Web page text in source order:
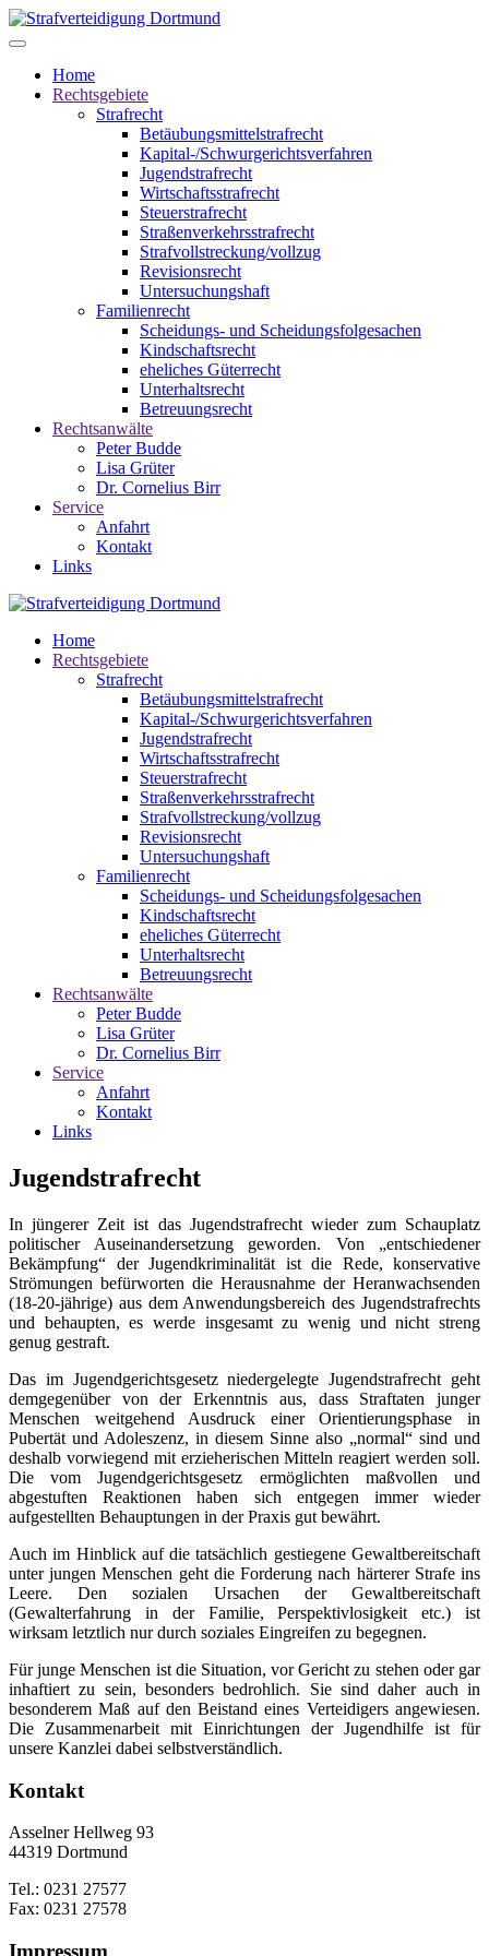
Home
Rechtsgebiete
Strafrecht
Betäubungsmittelstrafrecht
Kapital-/Schwurgerichtsverfahren
Jugendstrafrecht
Wirtschaftsstrafrecht
Steuerstrafrecht
Straßenverkehrsstrafrecht
Strafvollstreckung/vollzug
Revisionsrecht
Untersuchungshaft
Familienrecht
Scheidungs- und Scheidungsfolgesachen
Kindschaftsrecht
eheliches Güterrecht
Unterhaltsrecht
Betreuungsrecht
Rechtsanwälte
Peter Budde
Lisa Grüter
Dr. Cornelius Birr
Service
Anfahrt
Kontakt
Links
Home
Rechtsgebiete
Strafrecht
Betäubungsmittelstrafrecht
Kapital-/Schwurgerichtsverfahren
Jugendstrafrecht
Wirtschaftsstrafrecht
Steuerstrafrecht
Straßenverkehrsstrafrecht
Strafvollstreckung/vollzug
Revisionsrecht
Untersuchungshaft
Familienrecht
Scheidungs- und Scheidungsfolgesachen
Kindschaftsrecht
eheliches Güterrecht
Unterhaltsrecht
Betreuungsrecht
Rechtsanwälte
Peter Budde
Lisa Grüter
Dr. Cornelius Birr
Service
Anfahrt
Kontakt
Links
Jugendstrafrecht
In jüngerer Zeit ist das Jugendstrafrecht wieder zum Schauplatz
politischer Auseinandersetzung geworden. Von „entschiedener
Bekämpfung“ der Jugendkriminalität ist die Rede, konservative
Strömungen befürworten die Herausnahme der Heranwachsenden
(18-20-jährige) aus dem Anwendungsbereich des Jugendstrafrechts
und behaupten, es werde insgesamt zu wenig und nicht streng
genug gestraft.
Das im Jugendgerichtsgesetz niedergelegte Jugendstrafrecht geht
demgegenüber von der Erkenntnis aus, dass Straftaten junger
Menschen weitgehend Ausdruck einer Orientierungsphase in
Pubertät und Adoleszenz, in diesem Sinne also „normal“ sind und
deshalb vorwiegend mit erzieherischen Mitteln reagiert werden soll.
Die vom Jugendgerichtsgesetz ermöglichten maßvollen und
abgestuften Reaktionen haben sich entgegen immer wieder
aufgestellten Behauptungen in der Praxis gut bewährt.
Auch im Hinblick auf die tatsächlich gestiegene Gewaltbereitschaft
unter jungen Menschen geht die Forderung nach härterer Strafe ins
Leere. Den sozialen Ursachen der Gewaltbereitschaft
(Gewalterfahrung in der Familie, Perspektivlosigkeit etc.) ist
wirksam letztlich nur durch soziales Eingreifen zu begegnen.
Für junge Menschen ist die Situation, vor Gericht zu stehen oder gar
inhaftiert zu sein, besonders bedrohlich. Sie sind daher auch in
besonderem Maß auf den Beistand eines Verteidigers angewiesen.
Die Zusammenarbeit mit Einrichtungen der Jugendhilfe ist für
unsere Kanzlei dabei selbstverständlich.
Kontakt
Asselner Hellweg 93
44319 Dortmund
Tel.: 0231 27577
Fax: 0231 27578
Impressum